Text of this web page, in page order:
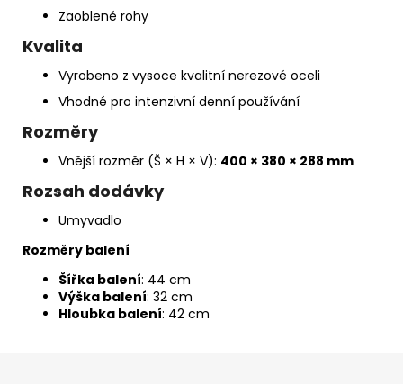
Zaoblené rohy
Kvalita
Vyrobeno z vysoce kvalitní nerezové oceli
Vhodné pro intenzivní denní používání
Rozměry
Vnější rozměr (Š × H × V): 400 × 380 × 288 mm
Rozsah dodávky
Umyvadlo
Rozměry balení
Šířka balení: 44 cm
Výška balení: 32 cm
Hloubka balení: 42 cm
Z